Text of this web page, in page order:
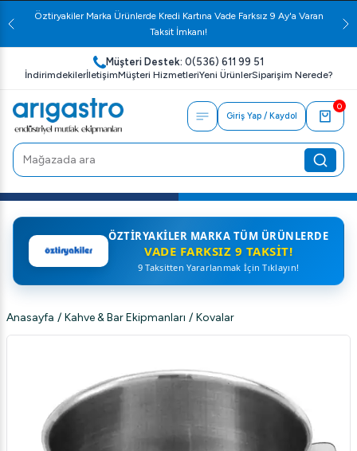
Öztiryakiler Marka Ürünlerde Kredi Kartına Vade Farksız 9 Ay'a Varan
Taksit İmkanı!
Müşteri Destek: 0(536) 611 99 51
İndirimdekilerİletişimMüşteri HizmetleriYeni ÜrünlerSiparişim Nerede?
Giriş Yap / Kaydol
0
ÖZTIRYAKILER MARKA TÜM ÜRÜNLERDE
VADE FARKSIZ 9 TAKSIT!
9 Taksitten Yararlanmak İçin Tıklayın!
Anasayfa / Kahve & Bar Ekipmanları / Kovalar